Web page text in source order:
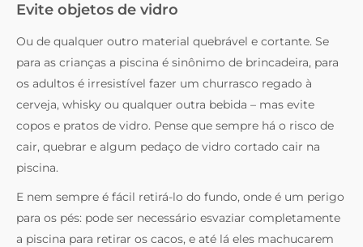
Evite objetos de vidro
Ou de qualquer outro material quebrável e cortante. Se
para as crianças a piscina é sinônimo de brincadeira, para
os adultos é irresistível fazer um churrasco regado à
cerveja, whisky ou qualquer outra bebida – mas evite
copos e pratos de vidro. Pense que sempre há o risco de
cair, quebrar e algum pedaço de vidro cortado cair na
piscina.
E nem sempre é fácil retirá-lo do fundo, onde é um perigo
para os pés: pode ser necessário esvaziar completamente
a piscina para retirar os cacos, e até lá eles machucarem